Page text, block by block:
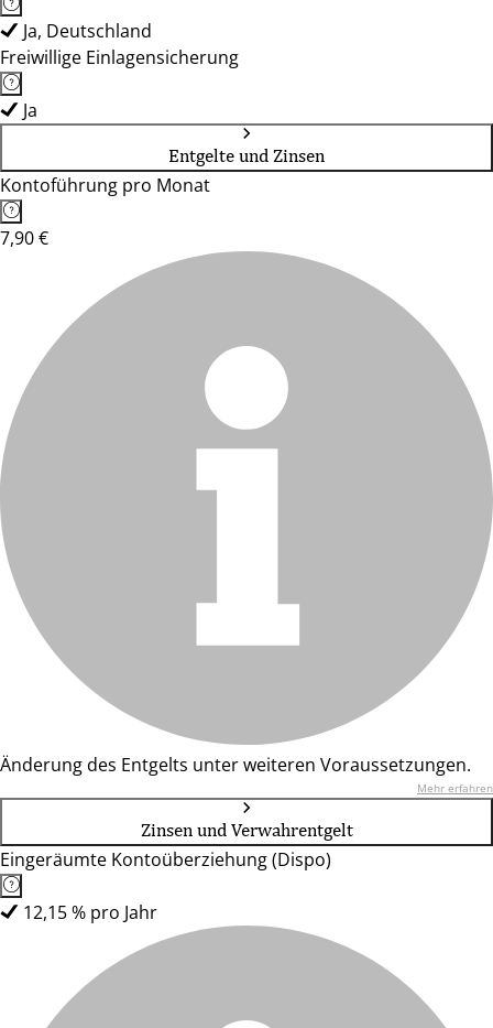
Ja, Deutschland
Freiwillige Einlagensicherung
Ja
Entgelte und Zinsen
Kontoführung pro Monat
7,90 €
Änderung des Entgelts unter weiteren Voraussetzungen.
Mehr erfahren
Zinsen und Verwahrentgelt
Eingeräumte Kontoüberziehung (Dispo)
12,15 % pro Jahr